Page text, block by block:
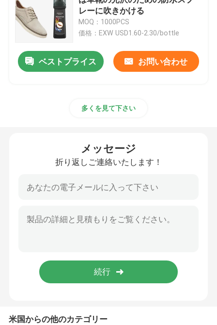
革クリーニングのキット
革靴の心配のキット
車のワックスのスプレーのポーランド語
生地の保護装置のスプレー
レーに吹きかける
MOQ：1000PCS
価格：EXW USD1.60-2.30/bottle
ベストプライス お問い合わせ
多くを見て下さい
メッセージ
折り返しご連絡いたします！
米国からの他のカテゴリー